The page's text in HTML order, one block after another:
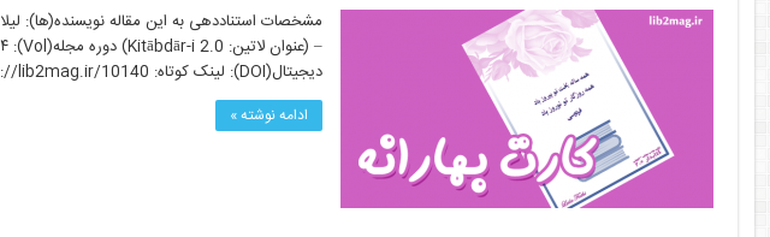
دیجیتال(DOI): لینک کوتاه: http://lib2mag.ir/10140
ادامه نوشته »